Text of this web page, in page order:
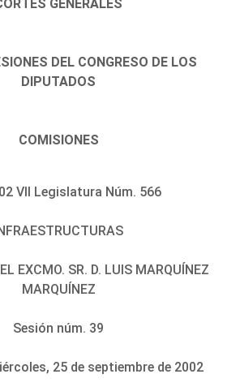
GENERALES
DEL CONGRESO DE LOS
DIPUTADOS
COMISIONES
VII Legislatura Núm. 566
EXCMO. SR. D. LUIS MARQUÍNEZ
MARQUÍNEZ
Sesión núm. 39
25 de septiembre de 2002